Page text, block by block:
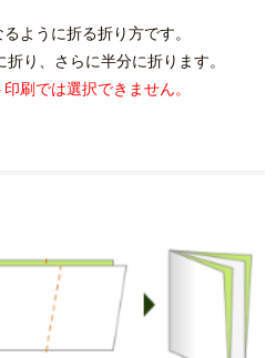
ように折る折り方です。
り、さらに半分に折ります。
刷では選択できません。